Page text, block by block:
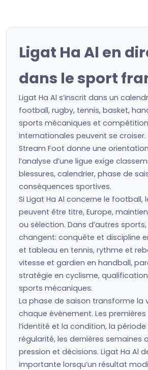
Ligat Ha Al en
dans le sport
Ligat Ha Al s’inscrit dans un
football, rugby, tennis, basket,
sports mécaniques et
internationales peuvent se croiser.
Stream Foot donne une
l’analyse d’une ligue exige
blessures, calendrier, phase de
conséquences sportives.
Si Ligat Ha Al concerne le football,
peuvent être titre, Europe,
ou sélection. Dans d’autres
changent: conquête et discipline
et tableau en tennis, rythme et
vitesse et gardien en handball,
stratégie en cyclisme,
sports mécaniques.
La phase de saison transforme la
chaque événement. Les
l’identité et la condition, la
régularité, les dernières semaines
pression et décisions. Ligat Ha Al
importante lorsqu’un résultat